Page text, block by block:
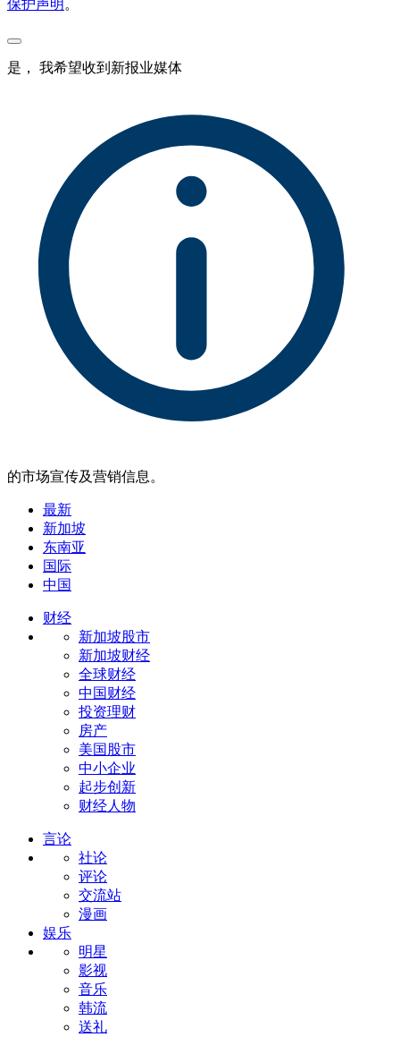
保护声明 。
是， 我希望收到新报业媒体
的市场宣传及营销信息。
最新
新加坡
东南亚
国际
中国
财经
新加坡股市
新加坡财经
全球财经
中国财经
投资理财
房产
美国股市
中小企业
起步创新
财经人物
言论
社论
评论
交流站
漫画
娱乐
明星
影视
音乐
韩流
送礼